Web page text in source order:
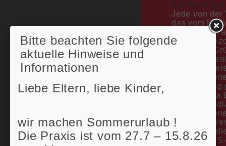
6.4 Recht
Jede von der
das vom
von dem
folgenden
Die
sonstige
Die
Buchstabe
Die
gegen die
Gründe für
21 Abs. 2
Bitte beachten Sie folgende
aktuelle Hinweise und
Informationen
Liebe Eltern, liebe Kinder,
wir machen Sommerurlaub !
Die Praxis ist vom 27.7 – 15.8.26